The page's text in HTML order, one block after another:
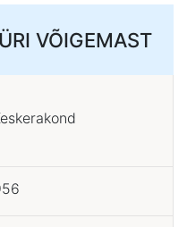
VÕIGEMAST